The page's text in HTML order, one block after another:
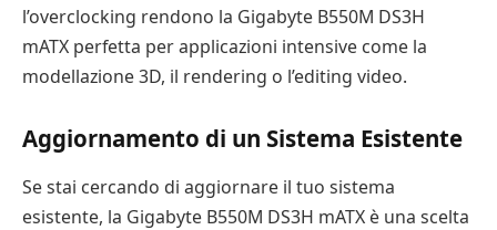
l’overclocking rendono la Gigabyte B550M DS3H
mATX perfetta per applicazioni intensive come la
modellazione 3D, il rendering o l’editing video.
Aggiornamento di un Sistema Esistente
Se stai cercando di aggiornare il tuo sistema
esistente, la Gigabyte B550M DS3H mATX è una scelta